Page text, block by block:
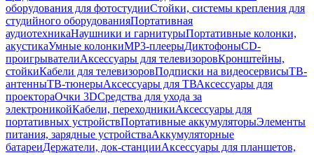
оборудования для фотостудииСтойки, системы крепления для
студийного оборудованияПортативная
аудиотехникаНаушники и гарнитурыПортативные колонки,
акустикаУмные колонкиMP3-плеерыДиктофоныCD-
проигрывателиАксессуары для телевизоровКронштейны,
стойкиКабели для телевизоровПодписки на видеосервисыТВ-
антенныТВ-тюнерыАксессуары для ТВАксессуары для
проектораОчки 3DСредства для ухода за
электроникойКабели, переходникиАксессуары для
портативных устройствПортативные аккумуляторыЭлементы
питания, зарядные устройстваАккумуляторные
батареиДержатели, док-станцииАксессуары для планшетов,